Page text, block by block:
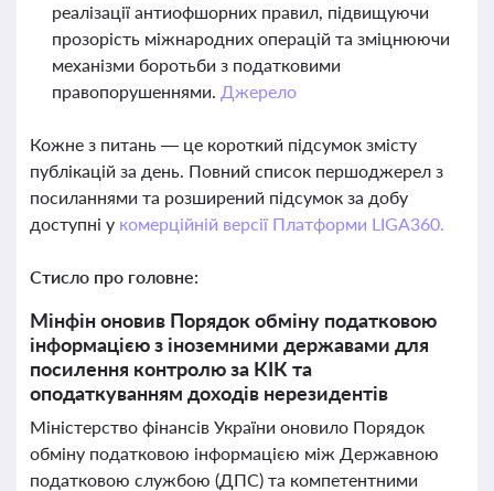
реалізації антиофшорних правил, підвищуючи
прозорість міжнародних операцій та зміцнюючи
механізми боротьби з податковими
правопорушеннями. Джерело
Кожне з питань — це короткий підсумок змісту
публікацій за день. Повний список першоджерел з
посиланнями та розширений підсумок за добу
доступні у комерційній версії Платформи LIGA360.
Стисло про головне:
Мінфін оновив Порядок обміну податковою
інформацією з іноземними державами для
посилення контролю за КІК та
оподаткуванням доходів нерезидентів
Міністерство фінансів України оновило Порядок
обміну податковою інформацією між Державною
податковою службою (ДПС) та компетентними